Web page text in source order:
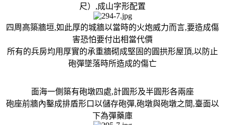
尺）,成山字形配置
四周高築牆垣,如此厚的城牆以當時的火炮威力而言,要造成傷
害恐怕要付出相當代價
所有的兵房均用厚實的承重牆砌成堅固的圓拱形屋頂,以防止
砲彈墜落時所造成的傷亡
面海一側築有砲墩四處,計圓形及半圓形各兩座
砲座前牆內鑿成排盾形口以儲存砲彈,砲墩與砲墩之間,臺面以
下為彈藥庫